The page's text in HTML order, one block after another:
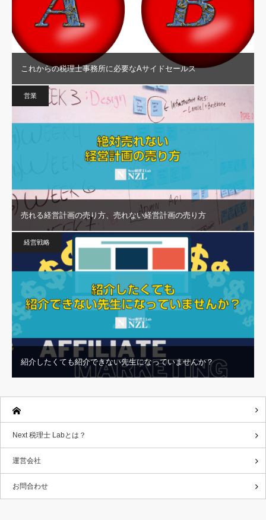
これからの税理士事務所に必要なAサイドセールス
営業
売れる経営計画の売り方、売れない経営計画の売り方
経営戦略
紹介したくても紹介できない先生になっていませんか？
Next 税理士 Labとは？
運営会社
お問合わせ